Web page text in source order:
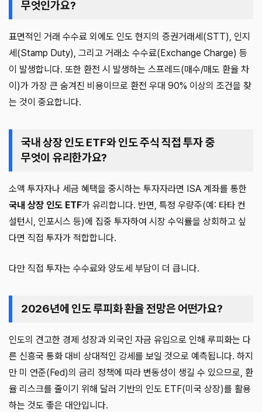
무엇인가요?
표면적인 거래 수수료 외에도 인도 현지의 증권거래세(STT), 인지
세(Stamp Duty), 그리고 거래소 수수료(Exchange Charge) 등
이 발생합니다. 또한 환전 시 발생하는 스프레드(매수/매도 환율 차
이)가 가장 큰 숨겨진 비용이므로 환전 우대 90% 이상의 조건을 찾
는 것이 중요합니다.
국내 상장 인도 ETF와 인도 주식 직접 투자 중
무엇이 유리한가요?
소액 투자자나 세금 혜택을 중시하는 투자자라면 ISA 계좌를 통한
국내 상장 인도 ETF가 유리합니다. 반면, 특정 우량주(예: 타타 컨
설턴시, 인포시스 등)에 집중 투자하여 시장 수익률을 상회하고 싶
다면 직접 투자가 적합합니다.
다만 직접 투자는 수수료와 양도세 부담이 더 큽니다.
2026년에 인도 루피화 환율 전망은 어떤가요?
인도의 견고한 경제 성장과 외국인 자금 유입으로 인해 루피화는 다
른 신흥국 통화 대비 상대적인 강세를 보일 것으로 예측됩니다. 하지
만 미 연준(Fed)의 금리 정책에 따라 변동성이 생길 수 있으므로, 환
율 리스크를 줄이기 위해 달러 기반의 인도 ETF(미국 상장)를 활용
하는 것도 좋은 대안입니다.